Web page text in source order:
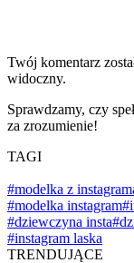
Twój komentarz
widoczny.
Sprawdzamy, czy
za zrozumienie!
TAGI
#modelka z
#modelka instagram
#dziewczyna insta
#instagram laska
TRENDUJĄCE